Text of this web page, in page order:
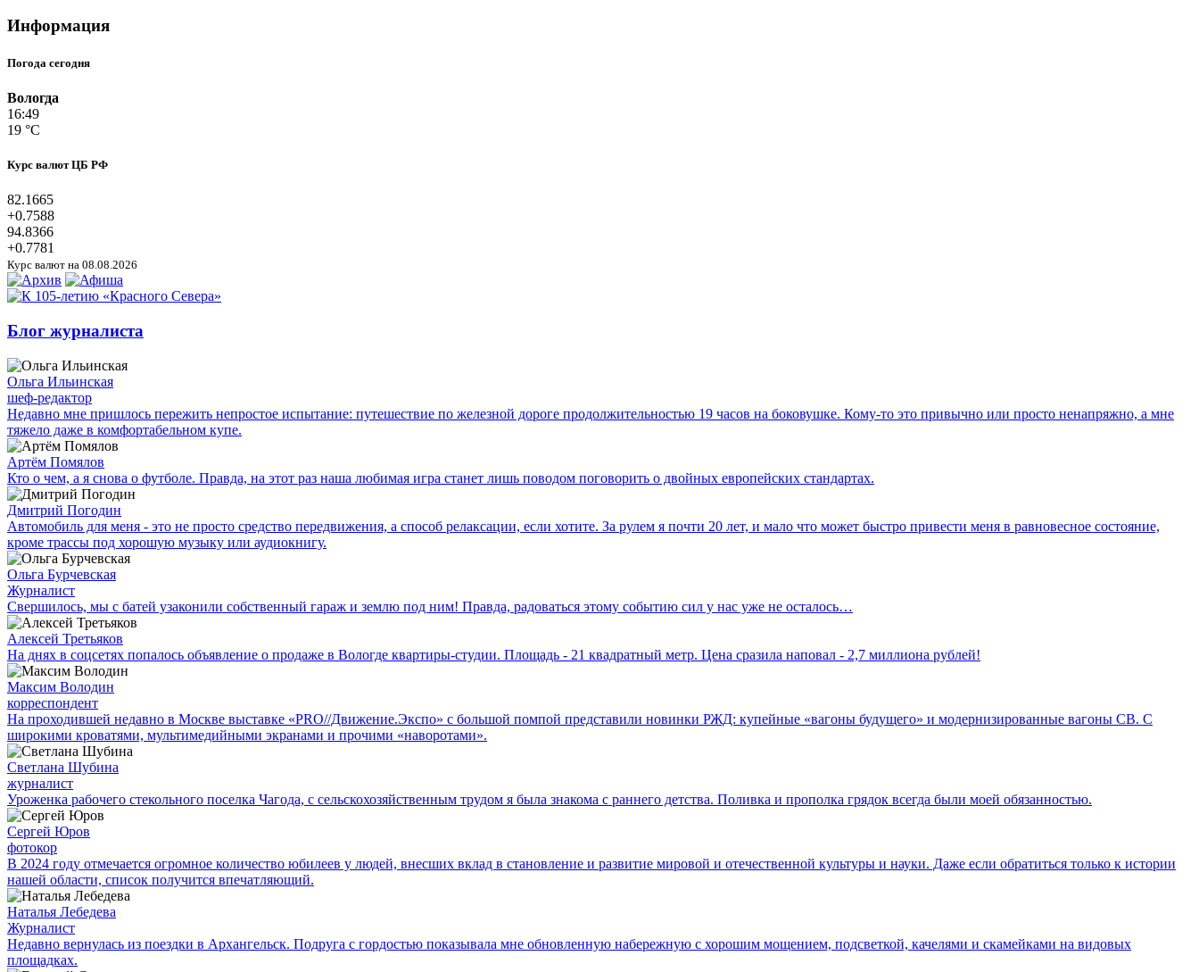
Информация
Погода сегодня
Вологда
16:49
19 °C
Курс валют ЦБ РФ
82.1665
+0.7588
94.8366
+0.7781
Курс валют на 08.08.2026
Блог журналиста
Ольга Ильинская
шеф-редактор
Недавно мне пришлось пережить непростое испытание: путешествие по железной дороге продолжительностью 19 часов на боковушке. Кому-то это привычно или просто ненапряжно, а мне
тяжело даже в комфортабельном купе.
Артём Помялов
Кто о чем, а я снова о футболе. Правда, на этот раз наша любимая игра станет лишь поводом поговорить о двойных европейских стандартах.
Дмитрий Погодин
Автомобиль для меня - это не просто средство передвижения, а способ релаксации, если хотите. За рулем я почти 20 лет, и мало что может быстро привести меня в равновесное состояние,
кроме трассы под хорошую музыку или аудиокнигу.
Ольга Бурчевская
Журналист
Свершилось, мы с батей узаконили собственный гараж и землю под ним! Правда, радоваться этому событию сил у нас уже не осталось…
Алексей Третьяков
На днях в соцсетях попалось объявление о продаже в Вологде квартиры-студии. Площадь - 21 квадратный метр. Цена сразила наповал - 2,7 миллиона рублей!
Максим Володин
корреспондент
На проходившей недавно в Мос­кве выставке «PRO//Движение.Экспо» с большой помпой представили новинки РЖД: купейные «вагоны будущего» и модернизированные вагоны СВ. С
широкими кроватями, мультимедийными экранами и прочими «наворотами».
Светлана Шубина
журналист
Уроженка рабочего стекольного поселка Чагода, с сельскохозяйственным трудом я была знакома с раннего детства. Поливка и прополка грядок всегда были моей обязанностью.
Сергей Юров
фотокор
В 2024 году отмечается огромное количество юбилеев у людей, внесших вклад в становление и развитие мировой и отечественной культуры и науки. Даже если обратиться только к истории
нашей области, список получится впечатляющий.
Наталья Лебедева
Журналист
Недавно вернулась из поездки в Архангельск. Подруга с гордостью показывала мне обновленную набережную с хорошим мощением, подсветкой, качелями и скамейками на видовых
площадках.